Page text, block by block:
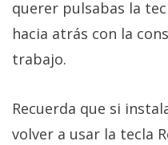
querer pulsabas la
hacia atrás con la
trabajo.
Recuerda que si
volver a usar la tecla